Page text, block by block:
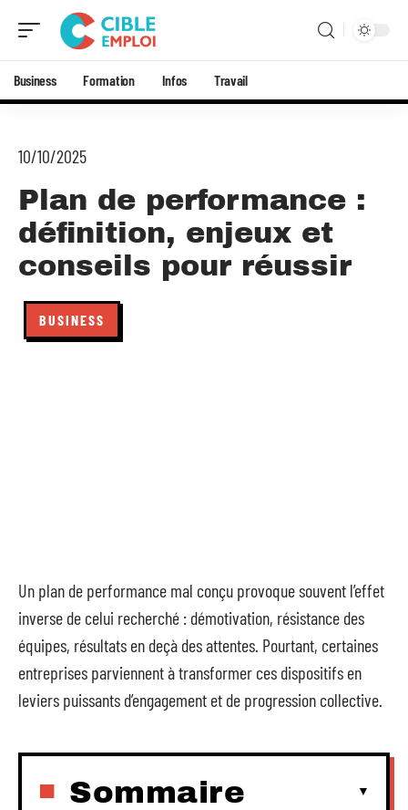
Business Formation Infos Travail
10/10/2025
Plan de performance :
définition, enjeux et
conseils pour réussir
BUSINESS
Un plan de performance mal conçu provoque souvent l’effet
inverse de celui recherché : démotivation, résistance des
équipes, résultats en deçà des attentes. Pourtant, certaines
entreprises parviennent à transformer ces dispositifs en
leviers puissants d’engagement et de progression collective.
Sommaire